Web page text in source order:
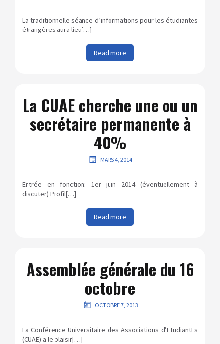
La traditionnelle séance d’informations pour les étudiantes
étrangères aura lieu[…]
Read more
La CUAE cherche une ou un
secrétaire permanente à
40%
MARS 4, 2014
Entrée en fonction: 1er juin 2014 (éventuellement à
discuter) Profil[…]
Read more
Assemblée générale du 16
octobre
OCTOBRE 7, 2013
La Conférence Universitaire des Associations d’EtudiantEs
(CUAE) a le plaisir[…]